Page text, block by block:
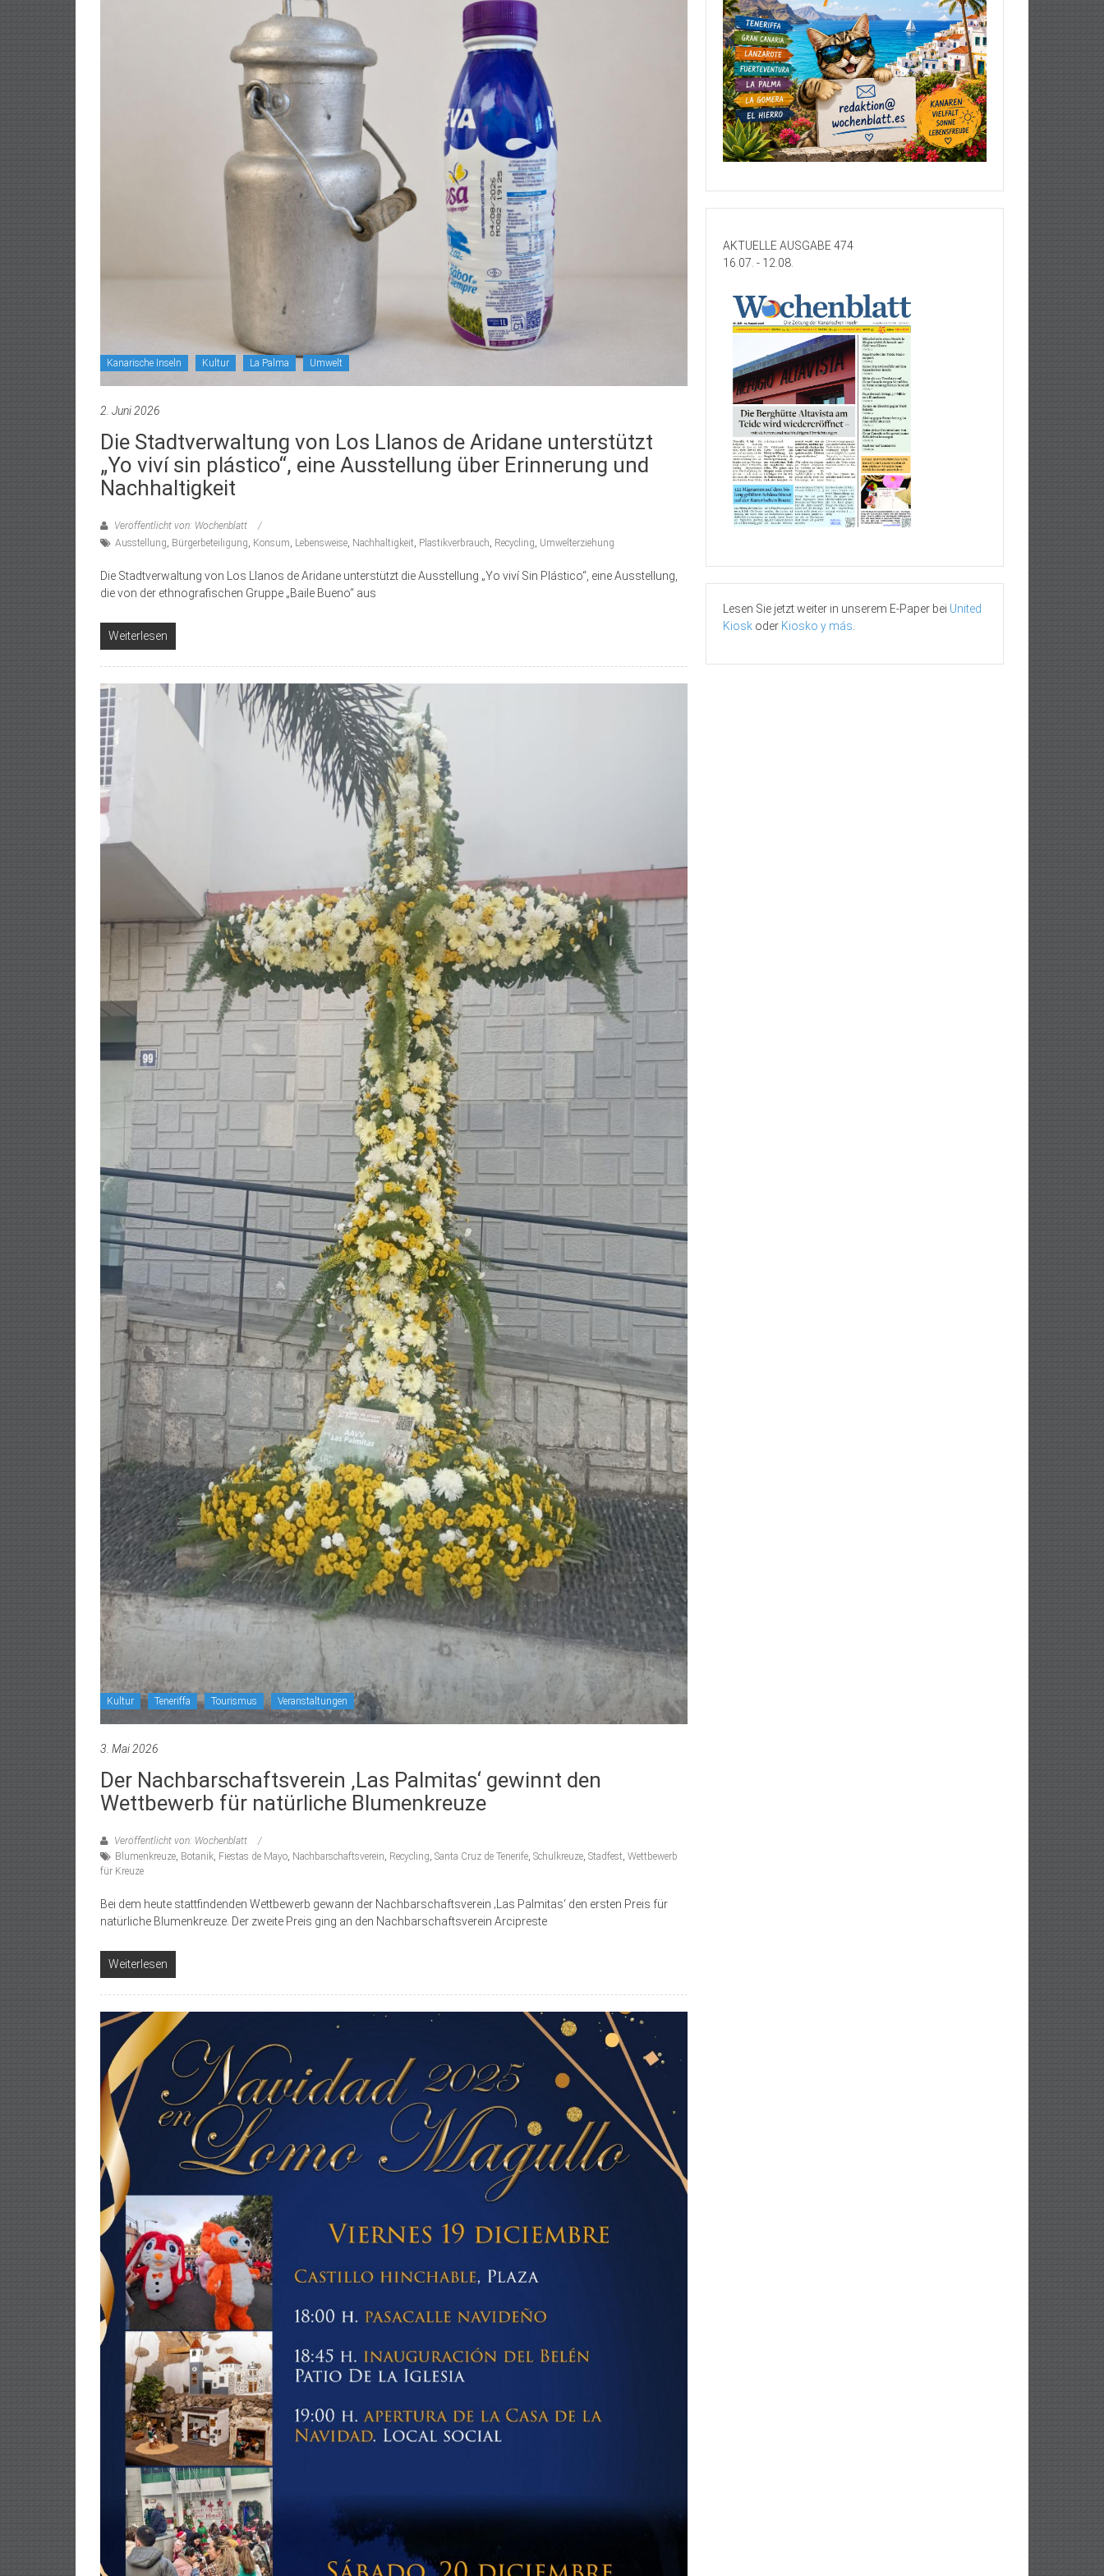
Kanarische Inseln Kultur La Palma Umwelt
2. Juni 2026
Die Stadtverwaltung von Los Llanos de Aridane unterstützt
„Yo viví sin plástico“, eine Ausstellung über Erinnerung und
Nachhaltigkeit
Veröffentlicht von: Wochenblatt
Ausstellung, Bürgerbeteiligung, Konsum, Lebensweise, Nachhaltigkeit, Plastikverbrauch, Recycling, Umwelterziehung
Die Stadtverwaltung von Los Llanos de Aridane unterstützt die Ausstellung „Yo viví Sin Plástico“, eine Ausstellung,
die von der ethnografischen Gruppe „Baile Bueno“ aus
Weiterlesen
Kultur Teneriffa Tourismus Veranstaltungen
3. Mai 2026
Der Nachbarschaftsverein ‚Las Palmitas‘ gewinnt den
Wettbewerb für natürliche Blumenkreuze
Veröffentlicht von: Wochenblatt
Blumenkreuze, Botanik, Fiestas de Mayo, Nachbarschaftsverein, Recycling, Santa Cruz de Tenerife, Schulkreuze, Stadfest, Wettbewerb
für Kreuze
Bei dem heute stattfindenden Wettbewerb gewann der Nachbarschaftsverein ‚Las Palmitas‘ den ersten Preis für
natürliche Blumenkreuze. Der zweite Preis ging an den Nachbarschaftsverein Arcipreste
Weiterlesen
AKTUELLE AUSGABE 474
16.07. - 12.08.
Lesen Sie jetzt weiter in unserem E-Paper bei United
Kiosk oder Kiosko y más